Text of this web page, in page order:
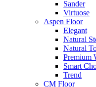
Sander
Virtuose
Aspen Floor
Elegant
Natural
Natural
Premium
Smart
Trend
CM Floor